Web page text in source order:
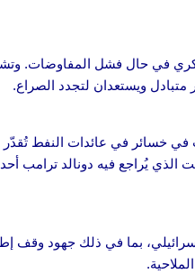
في حال فشل المفاوضات.
ويستعدان لتجدد الصراع.
في خسائر في عائدات النفط تُقدّر
الذي يُراجع فيه دونالد ترامب
بما في ذلك جهود وقف